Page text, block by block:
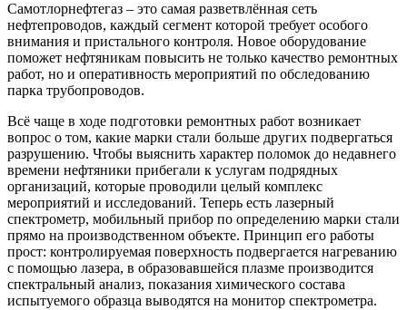
Самотлорнефтегаз – это самая разветвлённая сеть
нефтепроводов, каждый сегмент которой требует особого
внимания и пристального контроля. Новое оборудование
поможет нефтяникам повысить не только качество ремонтных
работ, но и оперативность мероприятий по обследованию
парка трубопроводов.
Всё чаще в ходе подготовки ремонтных работ возникает
вопрос о том, какие марки стали больше других подвергаться
разрушению. Чтобы выяснить характер поломок до недавнего
времени нефтяники прибегали к услугам подрядных
организаций, которые проводили целый комплекс
мероприятий и исследований. Теперь есть лазерный
спектрометр, мобильный прибор по определению марки стали
прямо на производственном объекте. Принцип его работы
прост: контролируемая поверхность подвергается нагреванию
с помощью лазера, в образовавшейся плазме производится
спектральный анализ, показания химического состава
испытуемого образца выводятся на монитор спектрометра.